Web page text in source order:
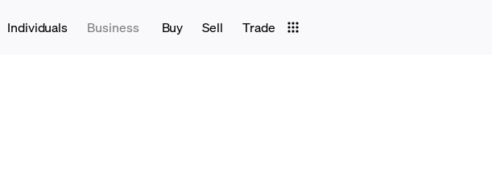
Individuals Business Buy Sell Trade